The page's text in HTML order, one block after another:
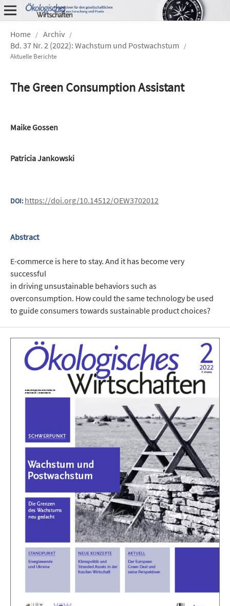
Home / Archiv /
Bd. 37 Nr. 2 (2022): Wachstum und Postwachstum
/
Aktuelle Berichte
The Green Consumption Assistant
Maike Gossen
Patricia Jankowski
DOI: https://doi.org/10.14512/OEW3702012
Abstract
E-commerce is here to stay. And it has become very
successful
in driving unsustainable behaviors such as
overconsumption. How could the same technology be used
to guide consumers towards sustainable product choices?